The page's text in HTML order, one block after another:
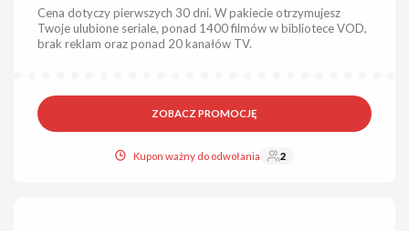
Cena dotyczy pierwszych 30 dni. W pakiecie otrzymujesz
Twoje ulubione seriale, ponad 1400 filmów w bibliotece VOD,
brak reklam oraz ponad 20 kanałów TV.
ZOBACZ PROMOCJĘ
Kupon ważny do odwołania 2